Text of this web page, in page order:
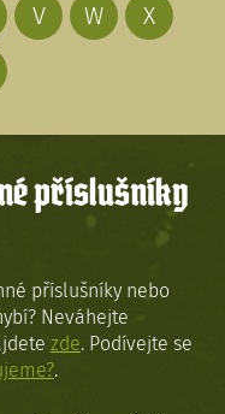
V W
X
příslušníky
příslušníky nebo
Neváhejte
zde. Podívejte se
.